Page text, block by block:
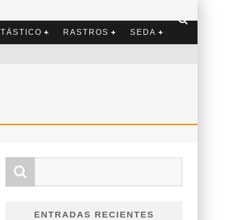
RASTROS SEDA
ENTRADAS RECIENTES